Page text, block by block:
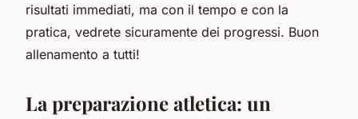
risultati immediati, ma con il tempo e con la
pratica, vedrete sicuramente dei progressi. Buon
allenamento a tutti!
La preparazione atletica: un